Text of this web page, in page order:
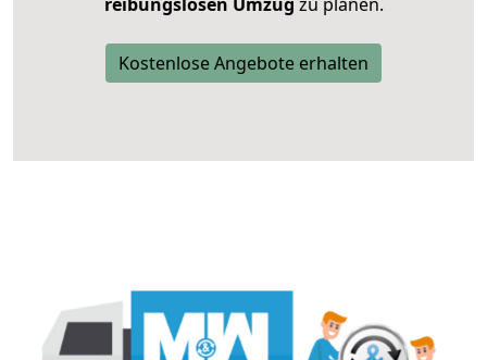
Kostenlose Angebote erhalten